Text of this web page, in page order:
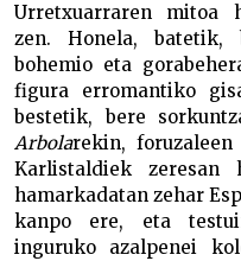
Urretxuarraren mitoa
zen. Honela, batetik,
bohemio eta
figura erromantiko
bestetik, bere
Arbolarekin,
Karlistaldiek zeresan
hamarkadatan zehar
kanpo ere, eta
inguruko azalpenei